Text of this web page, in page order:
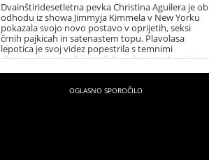
Dvainštiridesetletna pevka Christina Aguilera je ob
odhodu iz showa Jimmyja Kimmela v New Yorku
pokazala svojo novo postavo v oprijetih, seksi
črnih pajkicah in satenastem topu. Plavolasa
lepotica je svoj videz popestrila s temnimi
dizajnerskimi sončnimi očali, srebrnimi uhani in
se je dolga leta borila z odvečnimi kilogrami.